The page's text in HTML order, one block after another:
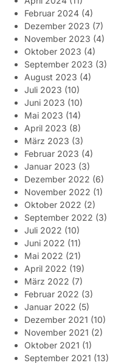
Februar 2024 (4)
Dezember 2023 (7)
November 2023 (4)
Oktober 2023 (4)
September 2023 (3)
August 2023 (4)
Juli 2023 (10)
Juni 2023 (10)
Mai 2023 (14)
April 2023 (8)
März 2023 (3)
Februar 2023 (4)
Januar 2023 (3)
Dezember 2022 (6)
November 2022 (1)
Oktober 2022 (2)
September 2022 (3)
Juli 2022 (10)
Juni 2022 (11)
Mai 2022 (21)
April 2022 (19)
März 2022 (7)
Februar 2022 (3)
Januar 2022 (5)
Dezember 2021 (10)
November 2021 (2)
Oktober 2021 (1)
September 2021 (13)